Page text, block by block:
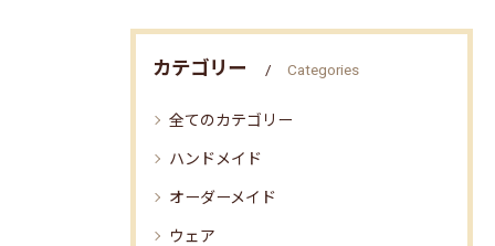
カテゴリー Categories
全てのカテゴリー
ハンドメイド
オーダーメイド
ウェア